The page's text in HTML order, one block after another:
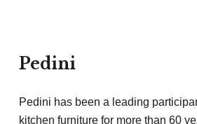
Pedini
Pedini has been a leading
kitchen furniture for more than 60